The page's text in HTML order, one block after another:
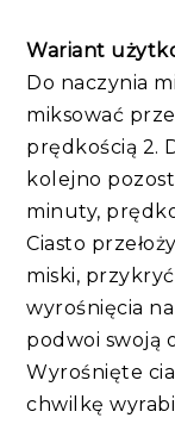
Wariant
Do naczynia
miksować
prędkością 2.
kolejno
minuty,
Ciasto
miski,
wyrośnięcia
podwoi swoją
Wyrośnięte
chwilkę